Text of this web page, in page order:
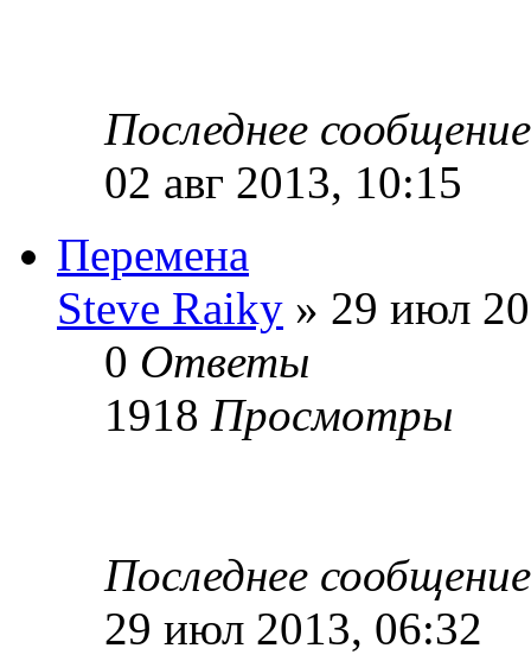
Последнее
02 авг 2013, 10:15
Перемена
Steve Raiky » 29 июл
0 Ответы
1918 Просмотры
Последнее
29 июл 2013, 06:32